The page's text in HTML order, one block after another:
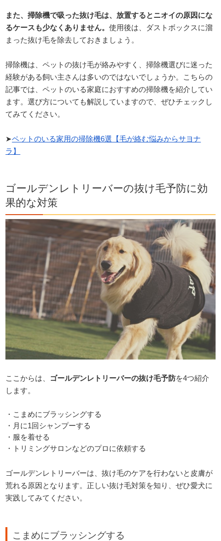
また、掃除機で吸った抜け毛は、放置するとニオイの原因にな
るケースも少なくありません。使用後は、ダストボックスに溜
まった抜け毛を除去しておきましょう。
掃除機は、ペットの抜け毛が絡みやすく、掃除機選びに迷った
経験がある飼い主さんは多いのではないでしょうか。こちらの
記事では、ペットのいる家庭におすすめの掃除機を紹介してい
ます。選び方についても解説していますので、ぜひチェックし
てみてください。
➤ペットのいる家用の掃除機6選【毛が絡む悩みからサヨナ
ラ】
ゴールデンレトリーバーの抜け毛予防に効
果的な対策
ここからは、 ゴールデンレトリーバーの抜け毛予防を4つ紹介
します。
・こまめにブラッシングする
・月に1回シャンプーする
・服を着せる
・トリミングサロンなどのプロに依頼する
ゴールデンレトリーバーは、抜け毛のケアを行わないと皮膚が
荒れる原因となります。正しい抜け毛対策を知り、ぜひ愛犬に
実践してみてください。
こまめにブラッシングする